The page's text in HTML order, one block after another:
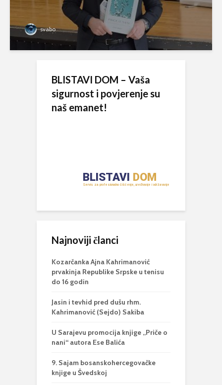
svabo
BLISTAVI DOM – Vaša
sigurnost i povjerenje su
naš emanet!
Najnoviji članci
Kozarčanka Ajna Kahrimanović
prvakinja Republike Srpske u tenisu
do 16 godin
Jasin i tevhid pred dušu rhm.
Kahrimanović (Sejdo) Sakiba
U Sarajevu promocija knjige „Priče o
nani“ autora Ese Balića
9. Sajam bosanskohercegovačke
knjige u Švedskoj